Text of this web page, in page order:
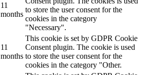
11
months
to store the user consent for the
cookies in the category
"Necessary".
11
months
This cookie is set by GDPR Cookie
Consent plugin. The cookie is used
to store the user consent for the
cookies in the category "Other.